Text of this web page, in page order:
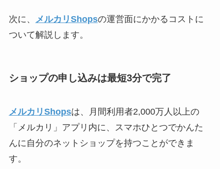
次に、 メルカリShopsの運営面にかかるコストに
ついて解説します。
ショップの申し込みは最短3分で完了
メルカリShopsは、月間利用者2,000万人以上の
「メルカリ」アプリ内に、スマホひとつでかんた
んに自分のネットショップを持つことができま
す。